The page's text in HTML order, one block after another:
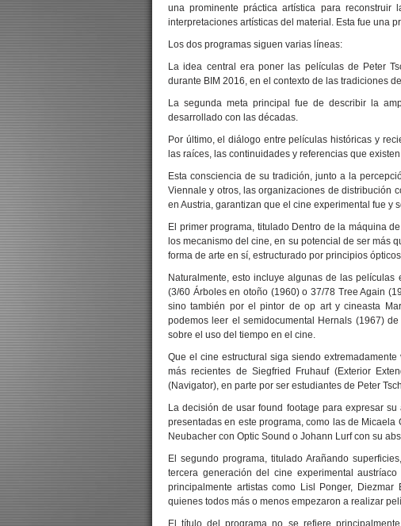
una prominente práctica artística para
interpretaciones artísticas del material. Esta fue una
Los dos programas siguen varias líneas:
La idea central era poner las películas de Peter
durante BIM 2016, en el contexto de las tradiciones
La segunda meta principal fue de describir la
desarrollado con las décadas.
Por último, el diálogo entre películas históricas y
las raíces, las continuidades y referencias que
Esta consciencia de su tradición, junto a la
Viennale y otros, las organizaciones de distribución
en Austria, garantizan que el cine experimental fue y
El primer programa, titulado Dentro de la máquina
los mecanismo del cine, en su potencial de ser más
forma de arte en sí, estructurado por principios
Naturalmente, esto incluye algunas de las
(3/60 Árboles en otoño (1960) o 37/78 Tree Again
sino también por el pintor de op art y cineasta
podemos leer el semidocumental Hernals (1967)
sobre el uso del tiempo en el cine.
Que el cine estructural siga siendo
más recientes de Siegfried Fruhauf (Exterior
(Navigator), en parte por ser estudiantes de Peter
La decisión de usar found footage para expresar
presentadas en este programa, como las de
Neubacher con Optic Sound o Johann Lurf con su
El segundo programa, titulado Arañando
tercera generación del cine experimental
principalmente artistas como Lisl Ponger, Diezmar
quienes todos más o menos empezaron a realizar
El título del programa no se refiere